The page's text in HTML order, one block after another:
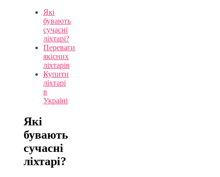
Які
бувають
сучасні
ліхтарі?
Переваги
якісних
ліхтарів
Купити
ліхтарі
в
Україні
Які
бувають
сучасні
ліхтарі?